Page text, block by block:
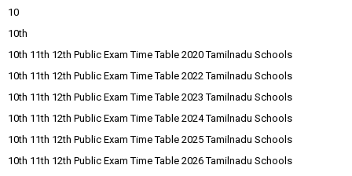
10
10th
10th 11th 12th Public Exam Time Table 2020 Tamilnadu Schools
10th 11th 12th Public Exam Time Table 2022 Tamilnadu Schools
10th 11th 12th Public Exam Time Table 2023 Tamilnadu Schools
10th 11th 12th Public Exam Time Table 2024 Tamilnadu Schools
10th 11th 12th Public Exam Time Table 2025 Tamilnadu Schools
10th 11th 12th Public Exam Time Table 2026 Tamilnadu Schools